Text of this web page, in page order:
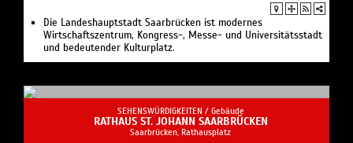
Die Landeshauptstadt Saarbrücken ist modernes
Wirtschaftszentrum, Kongress-, Messe- und Universitätsstadt
und bedeutender Kulturplatz.
SEHENSWÜRDIGKEITEN / Gebäude
RATHAUS ST. JOHANN SAARBRÜCKEN
Saarbrücken, Rathausplatz